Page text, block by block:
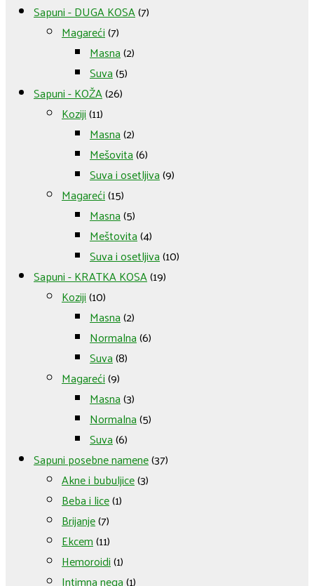
Sapuni - DUGA KOSA(7)
Magareći(7)
Masna(2)
Suva(5)
Sapuni - KOŽA(26)
Koziji(11)
Masna(2)
Mešovita(6)
Suva i osetljiva(9)
Magareći(15)
Masna(5)
Meštovita(4)
Suva i osetljiva(10)
Sapuni - KRATKA KOSA(19)
Koziji(10)
Masna(2)
Normalna(6)
Suva(8)
Magareći(9)
Masna(3)
Normalna(5)
Suva(6)
Sapuni posebne namene(37)
Akne i bubuljice(3)
Beba i lice(1)
Brijanje(7)
Ekcem(11)
Hemoroidi(1)
Intimna nega(1)